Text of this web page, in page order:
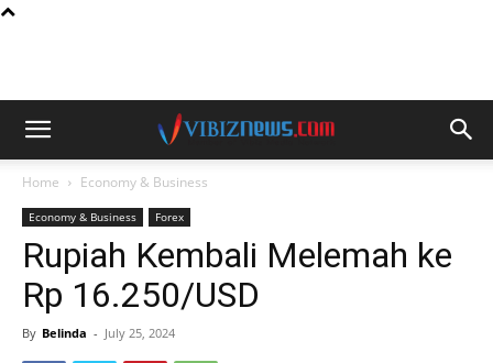
Home Economy & Business
Economy & Business Forex
Rupiah Kembali Melemah ke
Rp 16.250/USD
By Belinda - July 25, 2024